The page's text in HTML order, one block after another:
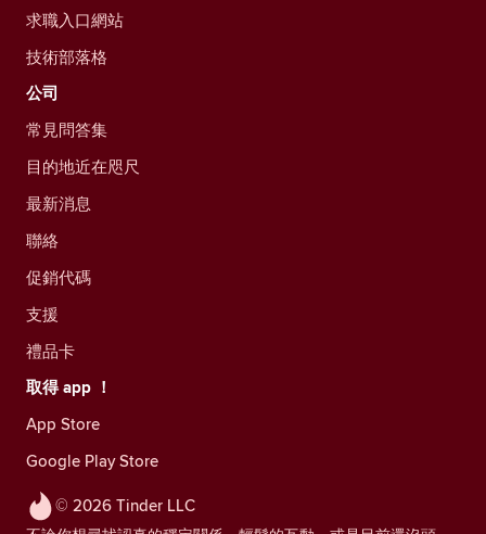
© 2026 Tinder LLC
求職入口網站
技術部落格
公司
常見問答集
目的地近在咫尺
最新消息
聯絡
促銷代碼
支援
禮品卡
取得 app ！
App Store
Google Play Store